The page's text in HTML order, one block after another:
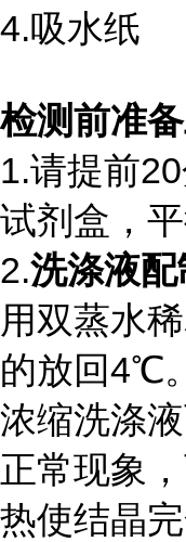
4.吸水纸
检测前准
1.请提前20
试剂盒，平
2.洗涤液配
用双蒸水
的放回4℃
浓缩洗涤
正常现象
热使结晶